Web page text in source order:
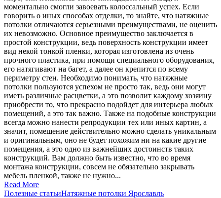
моментально смогли завоевать колоссальный успех. Если
говорить о иных способах отделки, то знайте, что натяжные
потолки отличаются серьезными преимуществами, не оценить
их невозможно. Основное преимущество заключается в
простой конструкции, ведь поверхность конструкции имеет
вид некой тонкой пленки, которая изготовлена из очень
прочного пластика, при помощи специального оборудования,
его натягивают на багет, а далее он крепится по всему
периметру стен. Необходимо понимать, что натяжные
потолки пользуются успехом не просто так, ведь они могут
иметь различные расцветки, а это позволит каждому хозяину
приобрести то, что прекрасно подойдет для интерьера любых
помещений, а это так важно. Также на подобные конструкции
всегда можно нанести репродукции тех или иных картин, а
значит, помещение действительно можно сделать уникальным
и оригинальным, оно не будет похожим ни на какие другие
помещения, а это одно из важнейших достоинств таких
конструкций. Вам должно быть известно, что во время
монтажа конструкции, совсем не обязательно закрывать
мебель пленкой, также не нужно...
Read More
Полезные статьиНатяжные потолки Ярославль